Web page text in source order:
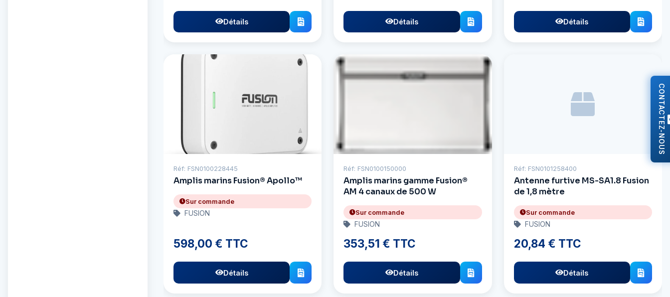
CONTACTEZ-NOUS
Détails Détails Détails
Réf: FSN0100228445
Amplis marins Fusion® Apollo™
Sur commande
FUSION
598,00 € TTC
Détails
Réf: FSN0100150000
Amplis marins gamme Fusion®
AM 4 canaux de 500 W
Sur commande
FUSION
353,51 € TTC
Détails
Réf: FSN0101258400
Antenne furtive MS-SA1.8 Fusion
de 1,8 mètre
Sur commande
FUSION
20,84 € TTC
Détails